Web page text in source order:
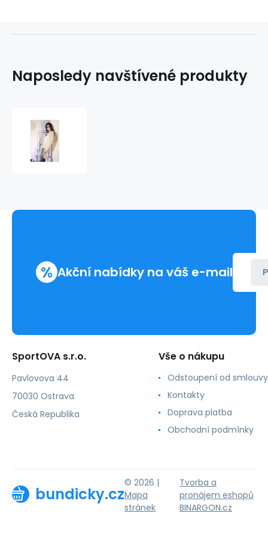
Naposledy navštívené produkty
% Akční nabídky na váš e-mail
SportOVA s.r.o.
Pavlovova 44
70030 Ostrava
Česká Republika
Vše o nákupu
Odstoupení od smlouvy
Kontakty
Doprava platba
Obchodní podmínky
bundicky.cz
© 2026 |
Mapa
stránek
Tvorba a
pronájem eshopů
BINARGON.cz